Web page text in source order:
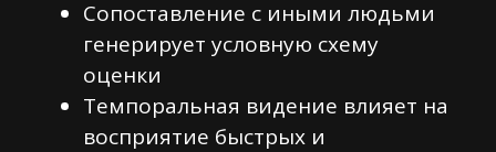
Сопоставление с иными людьми
генерирует условную схему
оценки
Темпоральная видение влияет на
восприятие быстрых и